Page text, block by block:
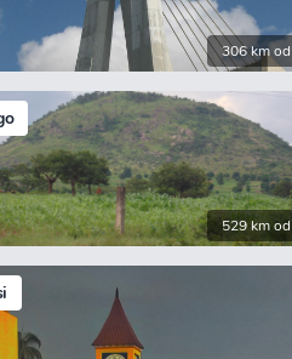
306 km od
529 km od